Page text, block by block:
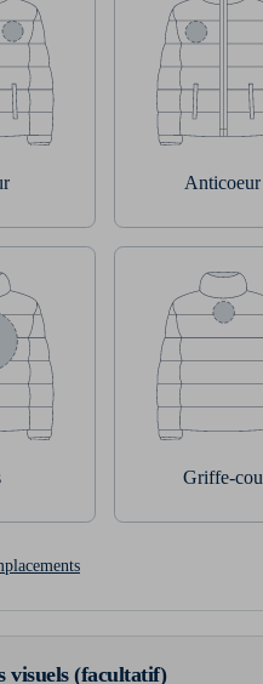
Anticoeur
Griffe-cou
visuels (facultatif)